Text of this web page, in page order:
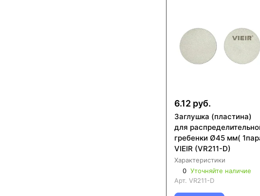
6.12 руб.
Заглушка (пластина)
для
гребенки Ø45 мм(
VIEIR (VR211-D)
Характеристики
0 Уточняйте наличие
Арт. VR211-D